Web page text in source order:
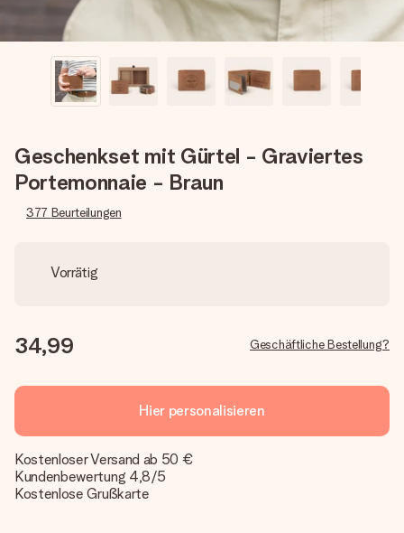
Geschenkset mit Gürtel - Graviertes
Portemonnaie - Braun
377 Beurteilungen
Vorrätig
34,99 Geschäftliche Bestellung?
Hier personalisieren
Kostenloser Versand ab 50 €
Kundenbewertung 4,8/5
Kostenlose Grußkarte